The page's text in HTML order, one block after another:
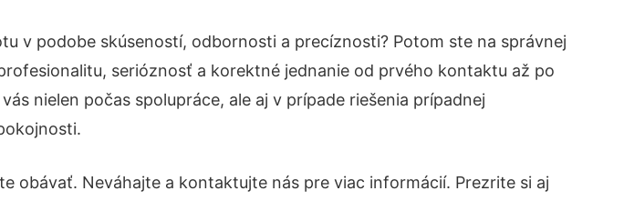
v podobe skúseností, odbornosti a precíznosti? Potom ste na správnej
serióznosť a korektné jednanie od prvého kontaktu až po
nielen počas spolupráce, ale aj v prípade riešenia prípadnej
obávať. Neváhajte a kontaktujte nás pre viac informácií. Prezrite si aj